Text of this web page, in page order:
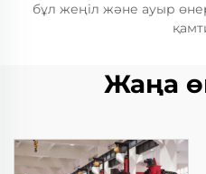
бұл жеңіл және ауыр
Жаңа